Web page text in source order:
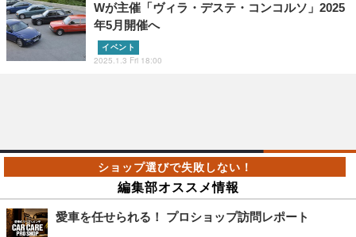
Wが主催「ヴィラ・デステ・コンコルソ」2025
年5月開催へ
イベント
2025.1.3 Fri 18:00
編集部オススメ情報
愛車を任せられる！ プロショップ訪問レポート